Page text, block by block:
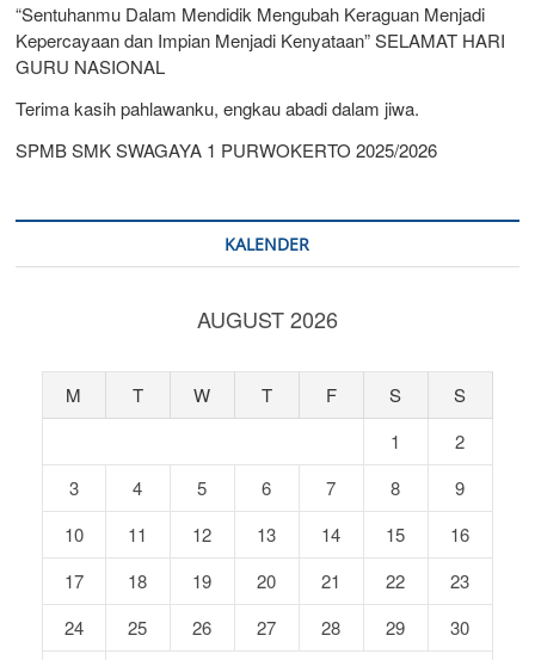
“Sentuhanmu Dalam Mendidik Mengubah Keraguan Menjadi
Kepercayaan dan Impian Menjadi Kenyataan” SELAMAT HARI
GURU NASIONAL
Terima kasih pahlawanku, engkau abadi dalam jiwa.
SPMB SMK SWAGAYA 1 PURWOKERTO 2025/2026
KALENDER
AUGUST 2026
M T W T F S
S
1
2
3
4 5 6 7 8
9
10
11 12 13 14 15
16
17
18 19 20 21 22
23
24
25 26 27 28 29
30